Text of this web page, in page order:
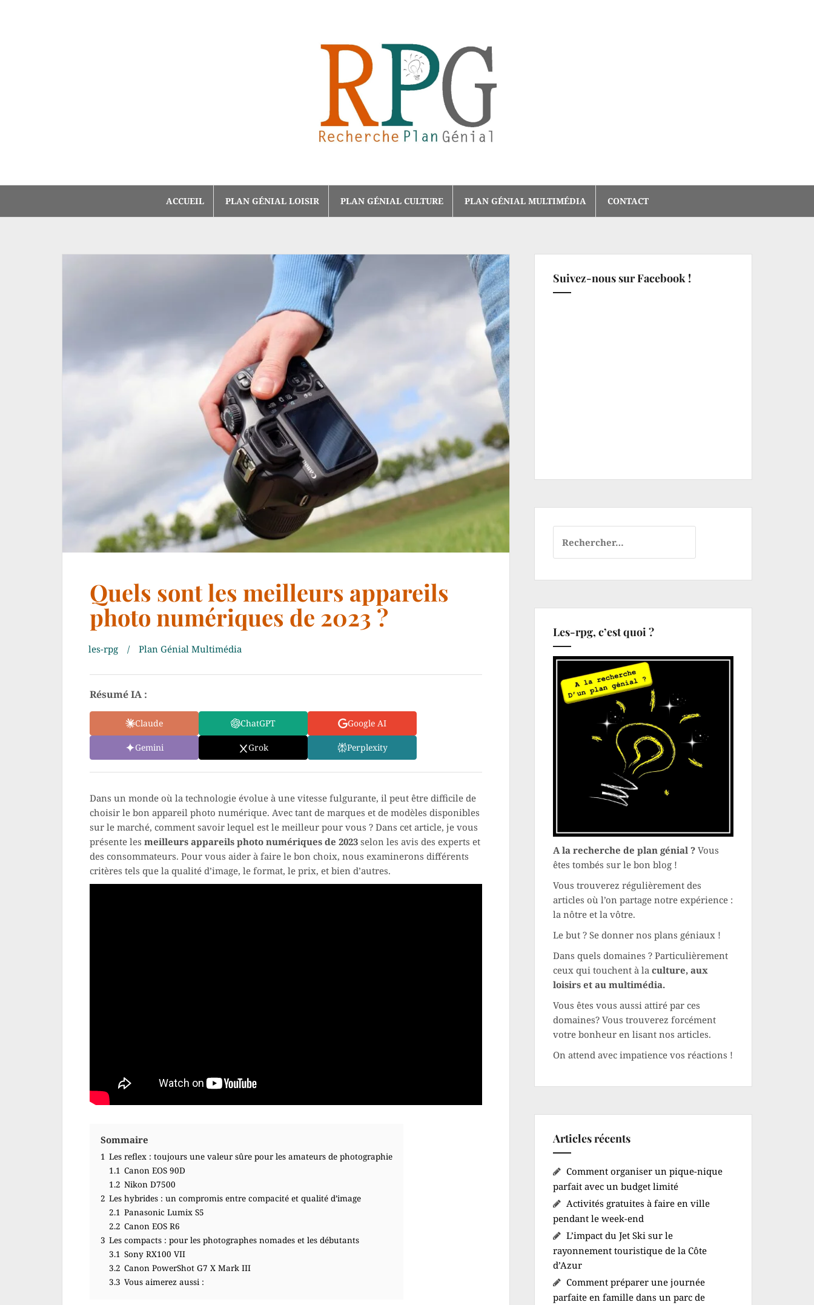
ACCUEIL PLAN GÉNIAL LOISIR PLAN GÉNIAL CULTURE PLAN GÉNIAL MULTIMÉDIA CONTACT
Quels sont les meilleurs appareils
photo numériques de 2023 ?
les-rpg Plan Génial Multimédia
Résumé IA :
Claude ChatGPT Google AI
Gemini Grok Perplexity
Dans un monde où la technologie évolue à une vitesse fulgurante, il peut être difficile de
choisir le bon appareil photo numérique. Avec tant de marques et de modèles disponibles
sur le marché, comment savoir lequel est le meilleur pour vous ? Dans cet article, je vous
présente les meilleurs appareils photo numériques de 2023 selon les avis des experts et
des consommateurs. Pour vous aider à faire le bon choix, nous examinerons différents
critères tels que la qualité d’image, le format, le prix, et bien d’autres.
Sommaire
1 Les reflex : toujours une valeur sûre pour les amateurs de photographie
1.1 Canon EOS 90D
1.2 Nikon D7500
2 Les hybrides : un compromis entre compacité et qualité d’image
2.1 Panasonic Lumix S5
2.2 Canon EOS R6
3 Les compacts : pour les photographes nomades et les débutants
3.1 Sony RX100 VII
3.2 Canon PowerShot G7 X Mark III
3.3 Vous aimerez aussi :
Suivez-nous sur Facebook !
Les-rpg, c’est quoi ?
A la recherche de plan génial ? Vous
êtes tombés sur le bon blog !
Vous trouverez régulièrement des
articles où l’on partage notre expérience :
la nôtre et la vôtre.
Le but ? Se donner nos plans géniaux !
Dans quels domaines ? Particulièrement
ceux qui touchent à la culture, aux
loisirs et au multimédia.
Vous êtes vous aussi attiré par ces
domaines? Vous trouverez forcément
votre bonheur en lisant nos articles.
On attend avec impatience vos réactions !
Articles récents
Comment organiser un pique-nique
parfait avec un budget limité
Activités gratuites à faire en ville
pendant le week-end
L’impact du Jet Ski sur le
rayonnement touristique de la Côte
d’Azur
Comment préparer une journée
parfaite en famille dans un parc de